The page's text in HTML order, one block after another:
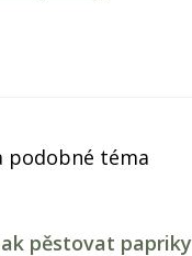
podobné téma
pěstovat papriky